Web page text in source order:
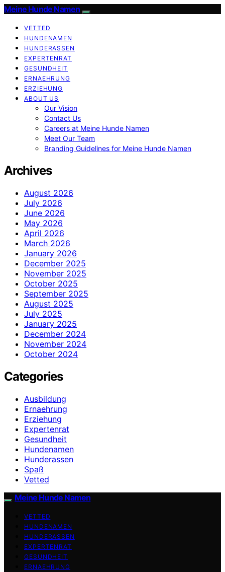
Meine Hunde Namen
VETTED
HUNDENAMEN
HUNDERASSEN
EXPERTENRAT
GESUNDHEIT
ERNAEHRUNG
ERZIEHUNG
ABOUT US
Our Vision
Contact Us
Careers at Meine Hunde Namen
Meet Our Team
Branding Guidelines for Meine Hunde Namen
Archives
August 2026
July 2026
June 2026
May 2026
April 2026
March 2026
January 2026
December 2025
November 2025
October 2025
September 2025
August 2025
July 2025
January 2025
December 2024
November 2024
October 2024
Categories
Ausbildung
Ernaehrung
Erziehung
Expertenrat
Gesundheit
Hundenamen
Hunderassen
Spaß
Vetted
Meine Hunde Namen
VETTED
HUNDENAMEN
HUNDERASSEN
EXPERTENRAT
GESUNDHEIT
ERNAEHRUNG